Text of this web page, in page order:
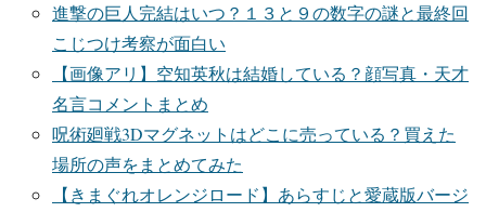
進撃の巨人完結はいつ？１３と９の数字の謎と最終回
こじつけ考察が面白い
【画像アリ】空知英秋は結婚している？顔写真・天才
名言コメントまとめ
呪術廻戦3Dマグネットはどこに売っている？買えた
場所の声をまとめてみた
【きまぐれオレンジロード】あらすじと愛蔵版バージ